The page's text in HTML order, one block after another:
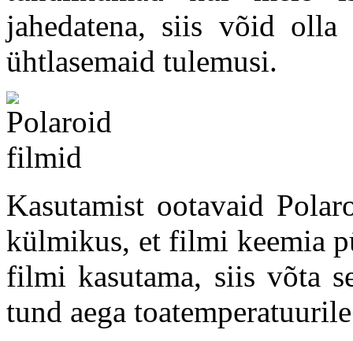
jahedatena, siis võid
ühtlasemaid tulemusi.
Kasutamist ootavaid
külmikus, et filmi keemia
filmi kasutama, siis võta
tund aega